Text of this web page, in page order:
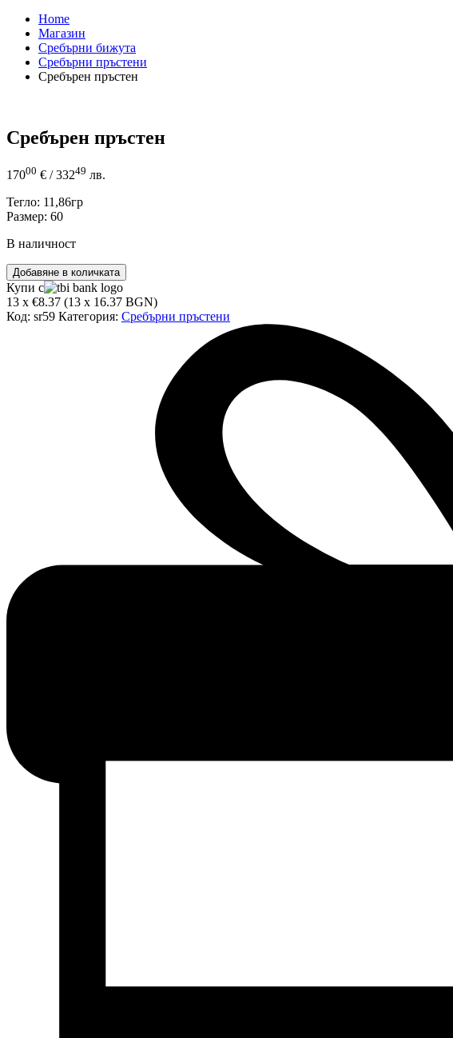
Home
Магазин
Сребърни бижута
Сребърни пръстени
Сребърен пръстен
Сребърен пръстен
17000 € / 33249 лв.
Тегло: 11,86гр
Размер: 60
В наличност
количество
за
Сребърен
пръстен
Добавяне в количката
Купи с
13 x €8.37 (13 x 16.37 BGN)
Код: sr59 Категория: Сребърни пръстени